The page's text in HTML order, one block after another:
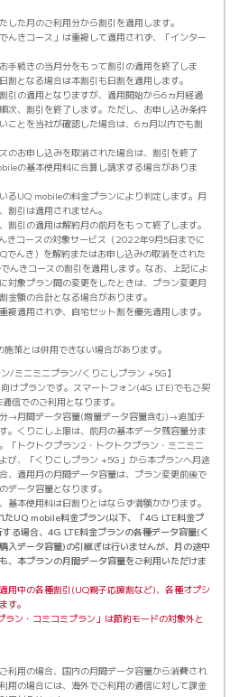
した月のご利用分から割引を適用します。
んきコース」は重複して適用されず、「インター
手続きの当月分をもって割引の適用を終了しま
となる場合は本割引も日割を適用します。
引の適用となりますが、適用開始から6ヵ月経過
次、割引を終了します。ただし、お申し込み条件
ことを当社が確認した場合は、6ヵ月以内でも割
のお申し込みを取消された場合は、割引を終了
の基本使用料に合算し請求する場合がありま
るUQ mobileの料金プランにより判定します。月
割引は適用されません。
割引の適用は解約月の前月をもって終了します。
きコースの対象サービス（2022年9月5日までに
でんき）を解約またはお申し込みの取消をされた
んきコースの割引を適用します。なお、上記によ
対象プラン間の変更をしたときは、プラン変更月
金額の合計となる場合があります。
複適用されず、自宅セット割を優先適用します。
策とは併用できない場合があります。
/ミニミニプラン/くりこしプラン +5G
けプランです。スマートフォン(4G LTE)でもご契
信でのご利用となります。
→月間データ容量(増量データ容量含む)→追加チ
。くりこし上限は、前月の基本データ残容量分ま
「トクトクプラン2・トクトクプラン・ミニミニ
び、「くりこしプラン +5G」から本プランへ月途
、適用月の月間データ容量は、プラン変更前後で
データ容量となります。
基本使用料は日割りとはならず満額かかります。
たUQ mobile料金プラン(以下、「4G LTE料金プ
る場合、4G LTE料金プランの各種データ容量(く
入データ容量)の引継ぎは行いませんが、月の途中
、本プランの月間データ容量をご利用いただけま
用中の各種割引(UQ親子応援割など)、各種オプシ
す。
ラン・コミコミプラン」は節約モードの対象外と
利用の場合、国内の月間データ容量から消費され
用の場合には、海外でご利用の通信に対して課金